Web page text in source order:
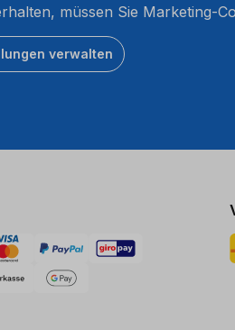
müssen Sie Marketing-
verwalten